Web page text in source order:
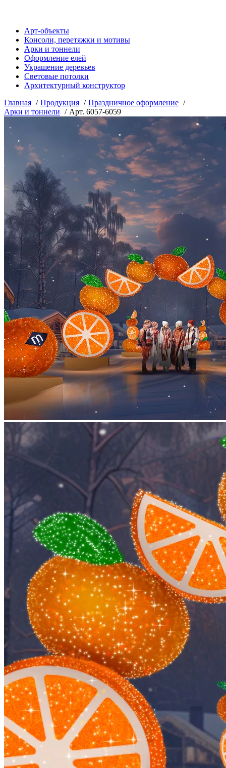
Арт-объекты
Консоли, перетяжки и мотивы
Арки и тоннели
Оформление елей
Украшение деревьев
Световые потолки
Архитектурный конструктор
Главная
Продукция
Праздничное оформление
Арки и тоннели
Арт. 6057-6059